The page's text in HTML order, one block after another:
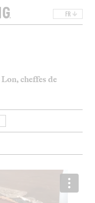
FR
cheffes de